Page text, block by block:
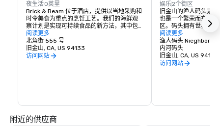
夜生活0英里
Brick & Beam 位于酒店，提供以当地采购和
时令美食为重点的烹饪工艺。我们的海鲜观
察计划是实现可持续食品的新方法，其中包
括精心采购和精心挑选的当地食品的负责任
菜单。从注重健康的有机食品到舒适的食
物，Brick & Beam 一定能满足任何美食家的
渴望。Brick & Beam 餐厅供应午餐和晚餐，
阅读更多
北角街 555 号
旧金山, CA, US 94133
访问网站
娱乐2个街区
旧金山的渔人码头是
也是一个繁荣而充满
区。码头拥有世界一
和无尽的娱乐机会，
的地方。
阅读更多
渔人码头
内河码头
旧金山, CA, US 94133
访问网站
附近的供应商